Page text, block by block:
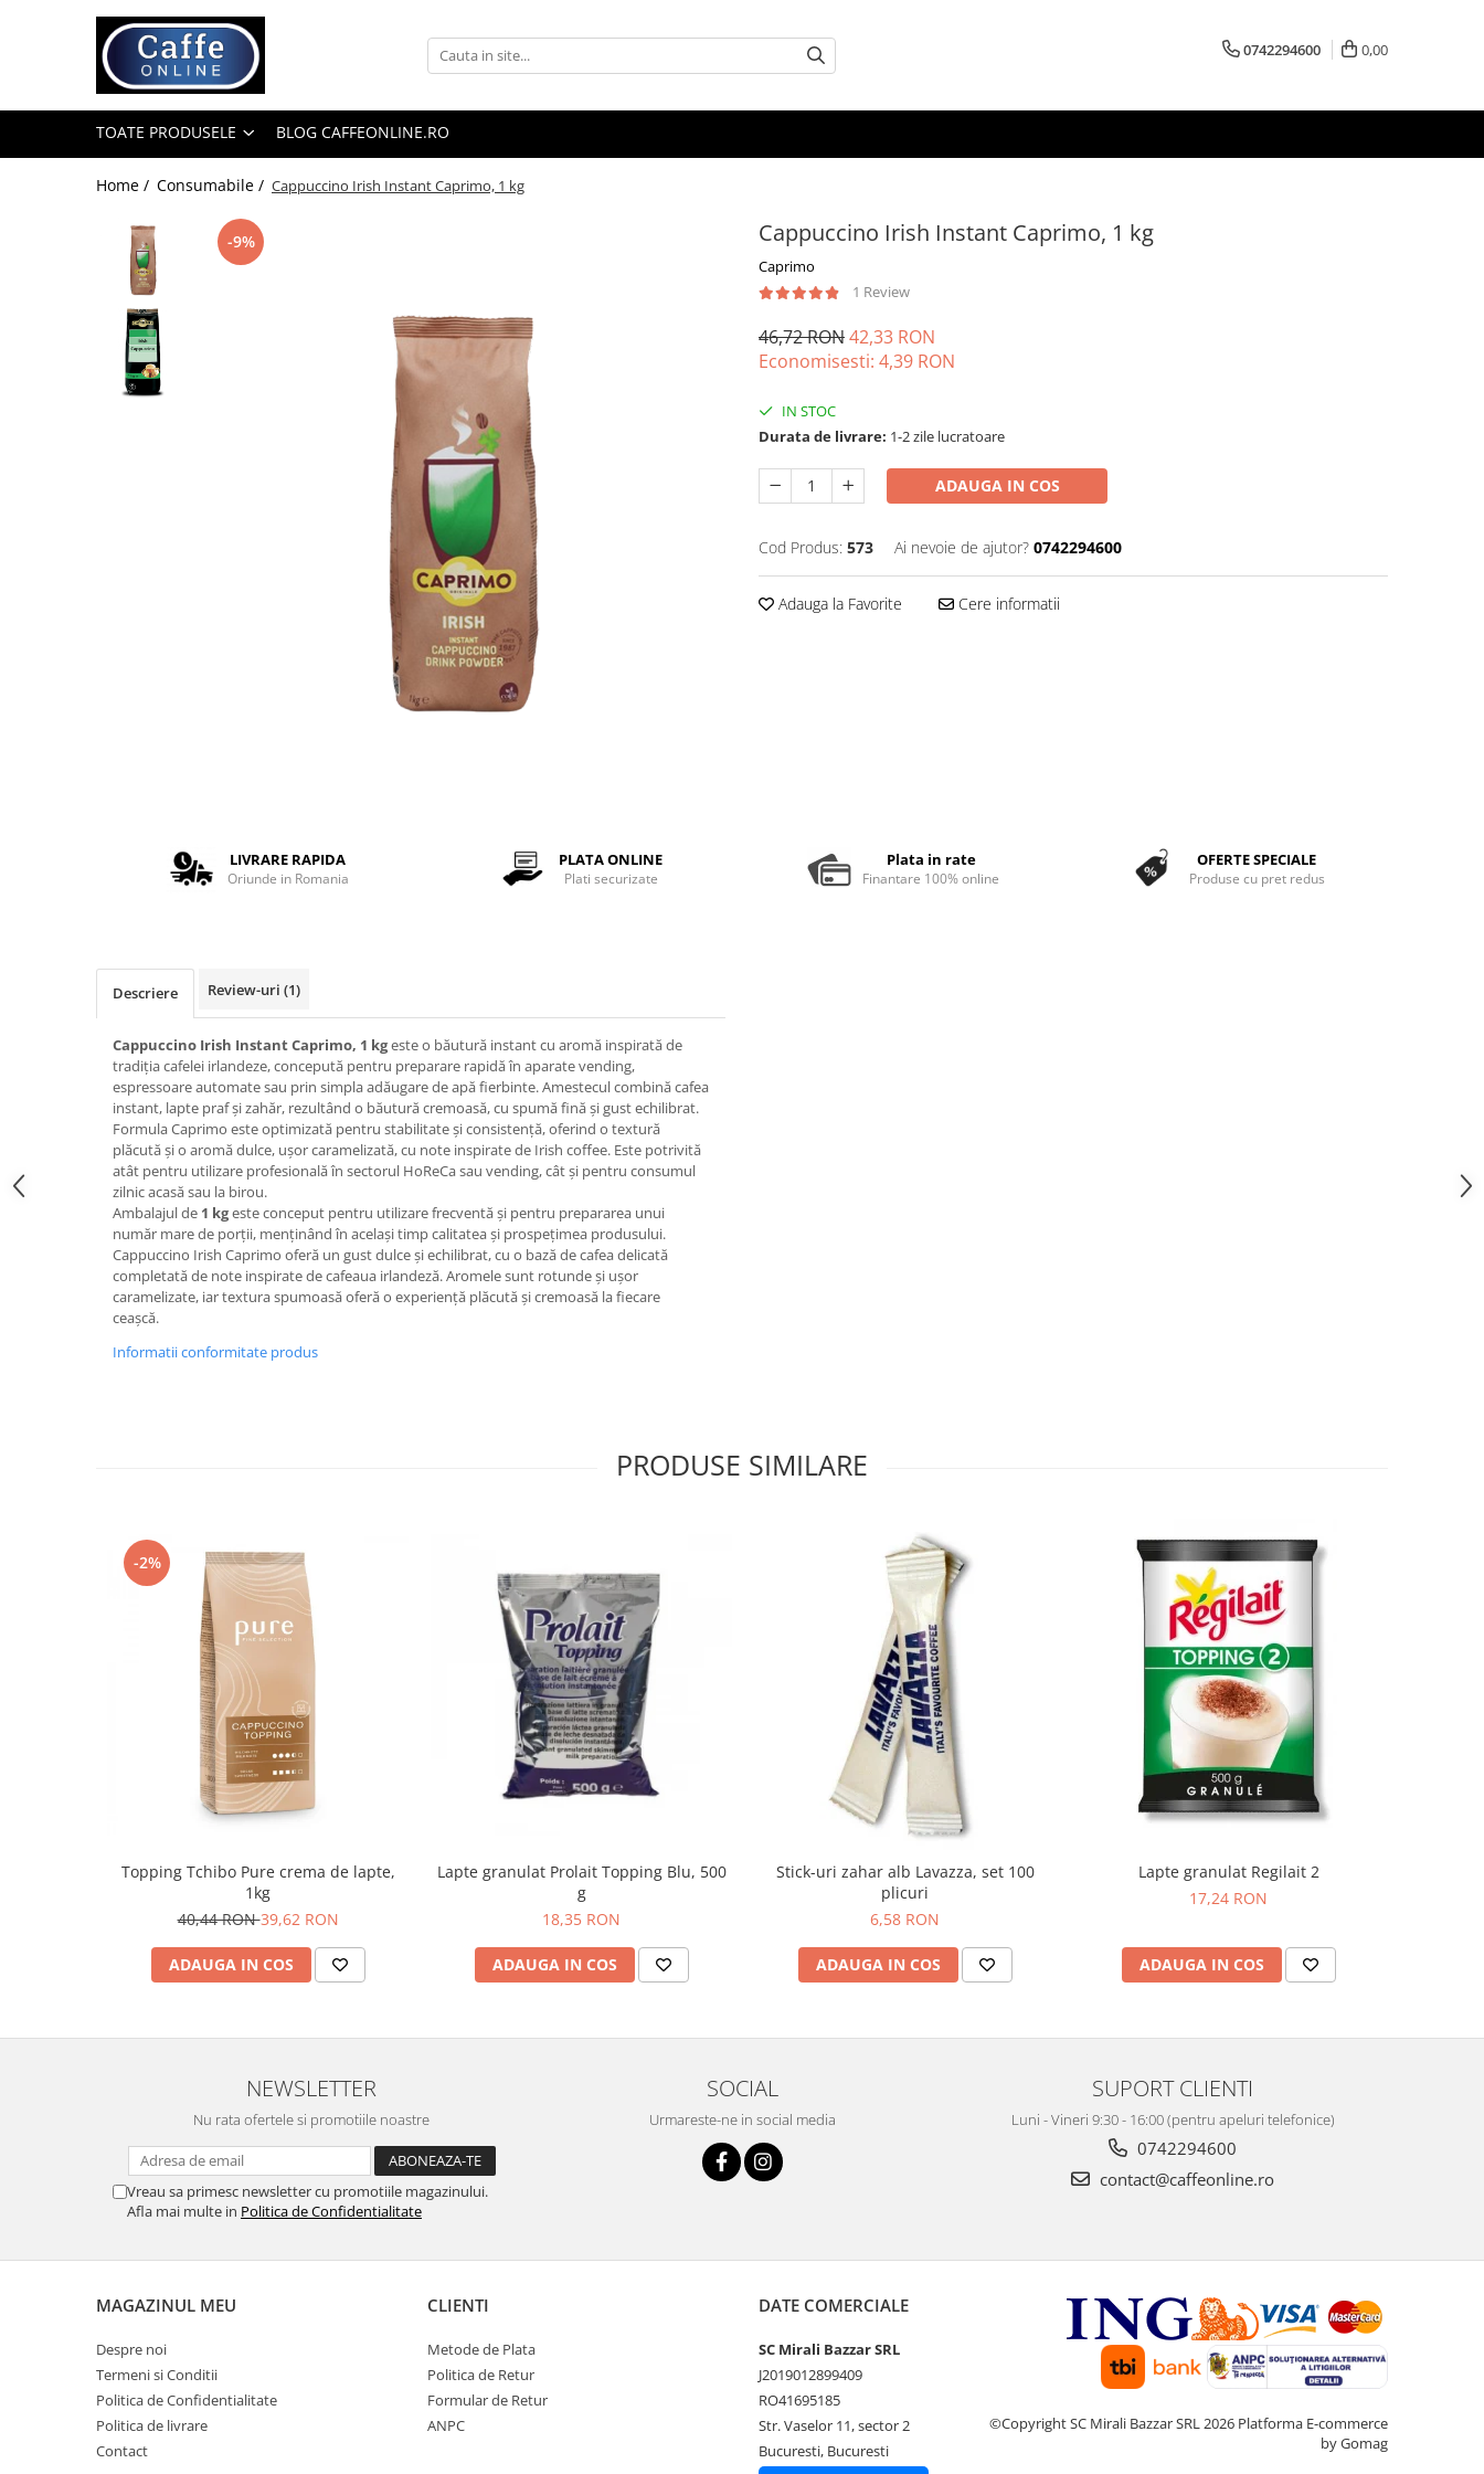
Toate Produsele
Capsule Cafea
Aparate Automate
Aparate capsule
Pliculete Zahar si Miere
Aparate SH
Piese schimb espressoare
Accesorii si intretinere
Portafiltre
0742294600 0,00
TOATE PRODUSELE BLOG CAFFEONLINE.RO
Home / Consumabile / Cappuccino Irish Instant Caprimo, 1 kg
Cappuccino Irish Instant Caprimo, 1 kg
Caprimo
1 Review
-9%
46,72 RON42,33 RON
Economisesti: 4,39 RON
IN STOC
Durata de livrare: 1-2 zile lucratoare
ADAUGA IN COS
Cod Produs: 573 Ai nevoie de ajutor? 0742294600
Adauga la Favorite Cere informatii
LIVRARE RAPIDA
Oriunde in Romania
PLATA ONLINE
Plati securizate
Plata in rate
Finantare 100% online
OFERTE SPECIALE
Produse cu pret redus
Descriere Review-uri (1)
Cappuccino Irish Instant Caprimo, 1 kgeste o băutură instant cu aromă inspirată de
tradiția cafelei irlandeze, concepută pentru preparare rapidă în aparate vending,
espressoare automate sau prin simpla adăugare de apă fierbinte. Amestecul combină cafea
instant, lapte praf și zahăr, rezultând o băutură cremoasă, cu spumă fină și gust echilibrat.
Formula Caprimo este optimizată pentru stabilitate și consistență, oferind o textură
plăcută și o aromă dulce, ușor caramelizată, cu note inspirate de Irish coffee. Este potrivită
atât pentru utilizare profesională în sectorul HoReCa sau vending, cât și pentru consumul
zilnic acasă sau la birou.
Ambalajul de 1 kgeste conceput pentru utilizare frecventă și pentru prepararea unui
număr mare de porții, menținând în același timp calitatea și prospețimea produsului.
Cappuccino Irish Caprimo oferă un gust dulce și echilibrat, cu o bază de cafea delicată
completată de note inspirate de cafeaua irlandeză. Aromele sunt rotunde și ușor
caramelizate, iar textura spumoasă oferă o experiență plăcută și cremoasă la fiecare
ceașcă.
Informatii conformitate produs
PRODUSE SIMILARE
-2%
Topping Tchibo Pure crema de lapte,
1kg
40,44 RON39,62 RON
ADAUGA IN COS
Lapte granulat Prolait Topping Blu, 500
g
18,35 RON
ADAUGA IN COS
Stick-uri zahar alb Lavazza, set 100
plicuri
6,58 RON
ADAUGA IN COS
Lapte granulat Regilait 2
17,24 RON
ADAUGA IN COS
NEWSLETTER
Nu rata ofertele si promotiile noastre
Vreau sa primesc newsletter cu promotiile magazinului.
Afla mai multe in Politica de Confidentialitate
SOCIAL
Urmareste-ne in social media
SUPORT CLIENTI
Luni - Vineri 9:30 - 16:00 (pentru apeluri telefonice)
0742294600
contact@caffeonline.ro
MAGAZINUL MEU
Despre noi
Termeni si Conditii
Politica de Confidentialitate
Politica de livrare
Contact
CLIENTI
Metode de Plata
Politica de Retur
Formular de Retur
ANPC
DATE COMERCIALE
SC Mirali Bazzar SRL
J2019012899409
RO41695185
Str. Vaselor 11, sector 2
Bucuresti, Bucuresti
©Copyright SC Mirali Bazzar SRL 2026 Platforma E-commerce
by Gomag